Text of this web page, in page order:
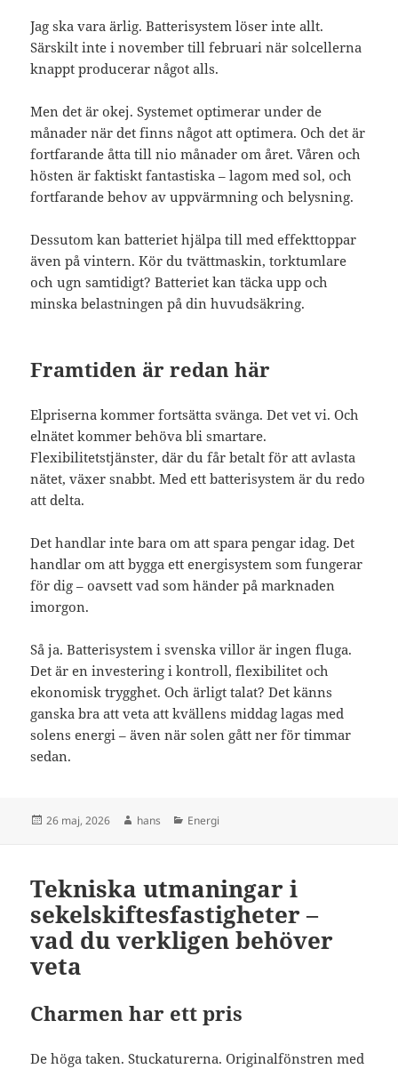
Jag ska vara ärlig. Batterisystem löser inte allt.
Särskilt inte i november till februari när solcellerna
knappt producerar något alls.
Men det är okej. Systemet optimerar under de
månader när det finns något att optimera. Och det är
fortfarande åtta till nio månader om året. Våren och
hösten är faktiskt fantastiska – lagom med sol, och
fortfarande behov av uppvärmning och belysning.
Dessutom kan batteriet hjälpa till med effekttoppar
även på vintern. Kör du tvättmaskin, torktumlare
och ugn samtidigt? Batteriet kan täcka upp och
minska belastningen på din huvudsäkring.
Framtiden är redan här
Elpriserna kommer fortsätta svänga. Det vet vi. Och
elnätet kommer behöva bli smartare.
Flexibilitetstjänster, där du får betalt för att avlasta
nätet, växer snabbt. Med ett batterisystem är du redo
att delta.
Det handlar inte bara om att spara pengar idag. Det
handlar om att bygga ett energisystem som fungerar
för dig – oavsett vad som händer på marknaden
imorgon.
Så ja. Batterisystem i svenska villor är ingen fluga.
Det är en investering i kontroll, flexibilitet och
ekonomisk trygghet. Och ärligt talat? Det känns
ganska bra att veta att kvällens middag lagas med
solens energi – även när solen gått ner för timmar
sedan.
Postat
26 maj, 2026 Författare
hans Kategorier
Energi
Tekniska utmaningar i
sekelskiftesfastigheter –
vad du verkligen behöver
veta
Charmen har ett pris
De höga taken. Stuckaturerna. Originalfönstren med